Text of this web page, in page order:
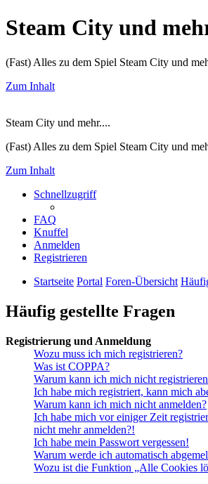
Steam City und
(Fast) Alles zu dem Spiel Steam City und
Zum Inhalt
Steam City und mehr....
(Fast) Alles zu dem Spiel Steam City und
Zum Inhalt
Schnellzugriff
FAQ
Knuffel
Anmelden
Registrieren
Startseite Portal Foren-Übersicht
Häufig gestellte Fragen
Registrierung und Anmeldung
Wozu muss ich mich registrieren?
Was ist COPPA?
Warum kann ich mich nicht
Ich habe mich registriert, kann mich
Warum kann ich mich nicht anmelden?
Ich habe mich vor einiger Zeit
nicht mehr anmelden?!
Ich habe mein Passwort vergessen!
Warum werde ich automatisch
Wozu ist die Funktion „Alle Cookies